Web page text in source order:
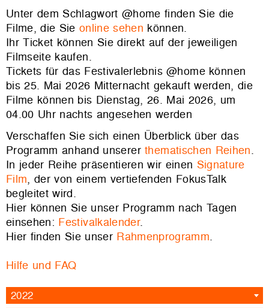
Unter dem Schlagwort @home finden Sie die
Filme, die Sie online sehen können.
Ihr Ticket können Sie direkt auf der jeweiligen
Filmseite kaufen.
Tickets für das Festivalerlebnis @home können
bis 25. Mai 2026 Mitternacht gekauft werden, die
Filme können bis Dienstag, 26. Mai 2026, um
04.00 Uhr nachts angesehen werden
Verschaffen Sie sich einen Überblick über das
Programm anhand unsererthematischen Reihen.
In jeder Reihe präsentieren wir einen Signature
Film, der von einem vertiefenden FokusTalk
begleitet wird.
Hier können Sie unser Programm nach Tagen
einsehen: Festivalkalender.
Hier finden Sie unser Rahmenprogramm.
Hilfe und FAQ
2022